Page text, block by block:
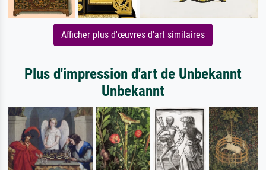
Afficher plus d'œuvres d'art similaires
Plus d'impression d'art de Unbekannt
Unbekannt